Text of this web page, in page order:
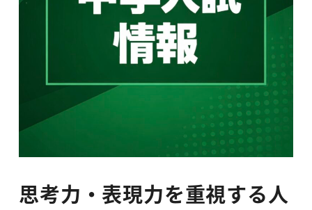
思考力・表現力を重視する人